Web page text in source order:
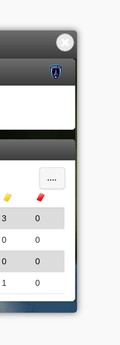
....
Gula kort
3 0
0 0
0 0
1 0